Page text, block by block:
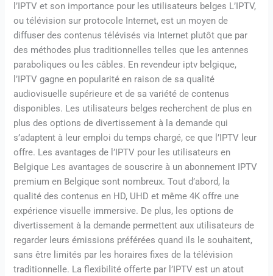
l’IPTV et son importance pour les utilisateurs belges L’IPTV,
ou télévision sur protocole Internet, est un moyen de
diffuser des contenus télévisés via Internet plutôt que par
des méthodes plus traditionnelles telles que les antennes
paraboliques ou les câbles. En revendeur iptv belgique,
l’IPTV gagne en popularité en raison de sa qualité
audiovisuelle supérieure et de sa variété de contenus
disponibles. Les utilisateurs belges recherchent de plus en
plus des options de divertissement à la demande qui
s’adaptent à leur emploi du temps chargé, ce que l’IPTV leur
offre. Les avantages de l’IPTV pour les utilisateurs en
Belgique Les avantages de souscrire à un abonnement IPTV
premium en Belgique sont nombreux. Tout d’abord, la
qualité des contenus en HD, UHD et même 4K offre une
expérience visuelle immersive. De plus, les options de
divertissement à la demande permettent aux utilisateurs de
regarder leurs émissions préférées quand ils le souhaitent,
sans être limités par les horaires fixes de la télévision
traditionnelle. La flexibilité offerte par l’IPTV est un atout